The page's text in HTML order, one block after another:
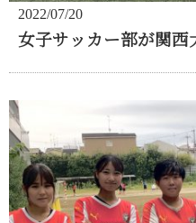
2022/07/20
女子サッカー部が関西